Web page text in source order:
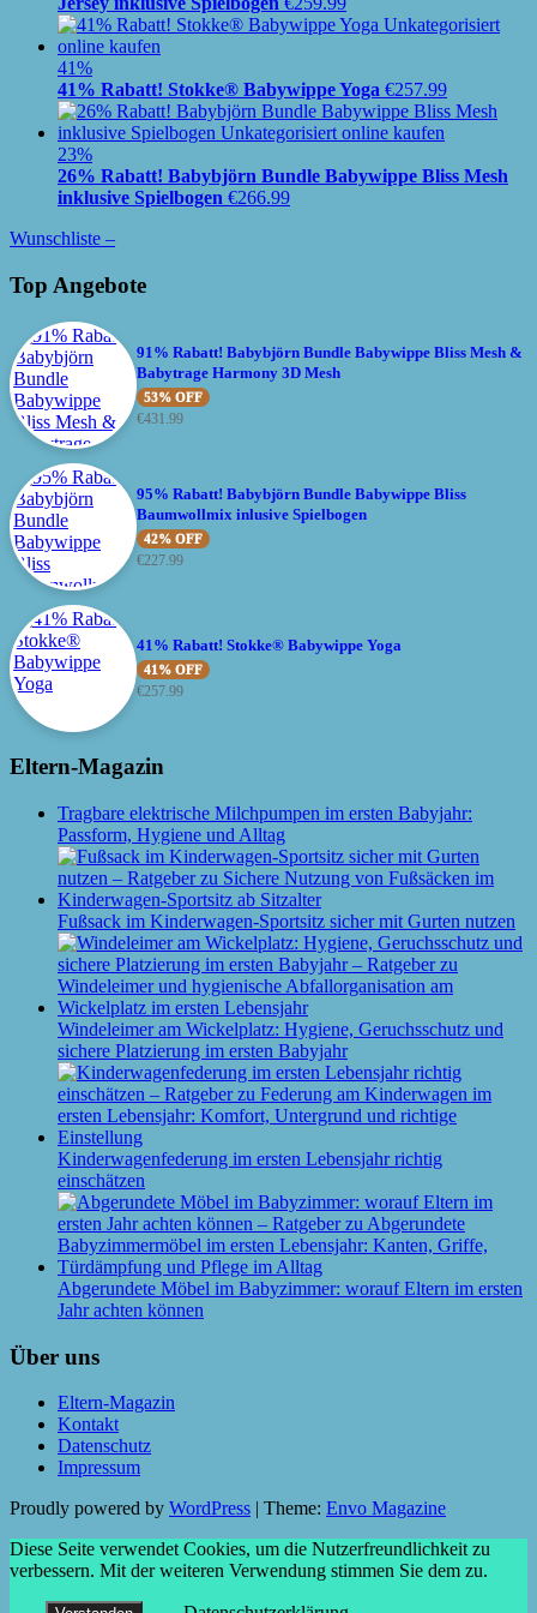
41%
41% Rabatt! Stokke® Babywippe Yoga €257.99
23%
26% Rabatt! Babybjörn Bundle Babywippe Bliss Mesh
inklusive Spielbogen €266.99
Wunschliste –
Top Angebote
91% Rabatt! Babybjörn Bundle Babywippe Bliss Mesh &
Babytrage Harmony 3D Mesh
53% OFF
€431.99
95% Rabatt! Babybjörn Bundle Babywippe Bliss
Baumwollmix inlusive Spielbogen
42% OFF
€227.99
41% Rabatt! Stokke® Babywippe Yoga
41% OFF
€257.99
Eltern-Magazin
Tragbare elektrische Milchpumpen im ersten Babyjahr:
Passform, Hygiene und Alltag
Fußsack im Kinderwagen-Sportsitz sicher mit Gurten nutzen
Windeleimer am Wickelplatz: Hygiene, Geruchsschutz und
sichere Platzierung im ersten Babyjahr
Kinderwagenfederung im ersten Lebensjahr richtig
einschätzen
Abgerundete Möbel im Babyzimmer: worauf Eltern im ersten
Jahr achten können
Über uns
Eltern-Magazin
Kontakt
Datenschutz
Impressum
Proudly powered by WordPress Theme: Envo Magazine
Diese Seite verwendet Cookies, um die Nutzerfreundlichkeit zu
verbessern. Mit der weiteren Verwendung stimmen Sie dem zu.